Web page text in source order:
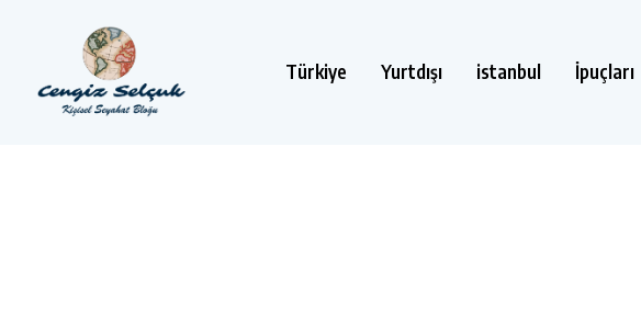
Türkiye Yurtdışı istanbul İpuçları